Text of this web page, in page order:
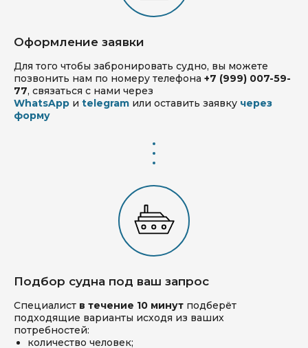
Оформление заявки
Для того чтобы забронировать судно, вы можете
позвонить нам по номеру телефона +7 (999) 007-59-
77, связаться с нами через
WhatsApp и telegram или оставить заявку через
форму
Подбор судна под ваш запрос
Специалист в течение 10 минут подберёт
подходящие варианты исходя из ваших
потребностей:
количество человек;